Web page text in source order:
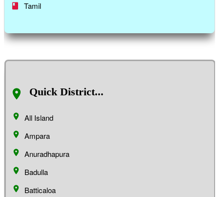
Tamil
Quick District...
All Island
Ampara
Anuradhapura
Badulla
Batticaloa